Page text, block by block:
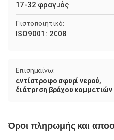
17-32 φραγμός
Πιστοποιητικό:
ISO9001: 2008
Επισημαίνω:
αντίστροφο σφυρί νερού,
διάτρηση βράχου
Όροι πληρωμής και